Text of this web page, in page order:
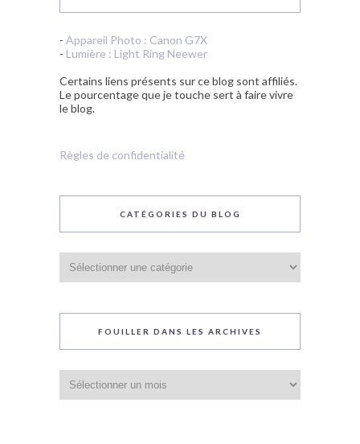
- Appareil Photo : Canon G7X
- Lumière : Light Ring Neewer
Certains liens présents sur ce blog sont affiliés.
Le pourcentage que je touche sert à faire vivre
le blog.
Règles de confidentialité
CATÉGORIES DU BLOG
du
blog
FOUILLER DANS LES ARCHIVES
dans
les